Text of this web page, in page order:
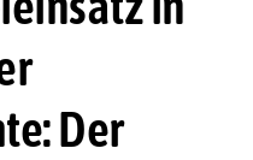
Der